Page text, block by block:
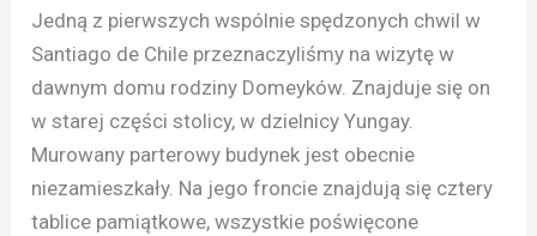
Jedną z pierwszych wspólnie spędzonych chwil w
Santiago de Chile przeznaczyliśmy na wizytę w
dawnym domu rodziny Domeyków. Znajduje się on
w starej części stolicy, w dzielnicy Yungay.
Murowany parterowy budynek jest obecnie
niezamieszkały. Na jego froncie znajdują się cztery
tablice pamiątkowe, wszystkie poświęcone